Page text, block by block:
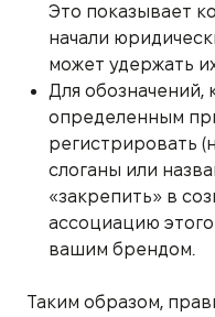
Это показывает
начали
может удержать
Для обозначений,
определенным
регистрировать
слоганы или
«закрепить» в
ассоциацию
вашим брендом.
Таким образом,